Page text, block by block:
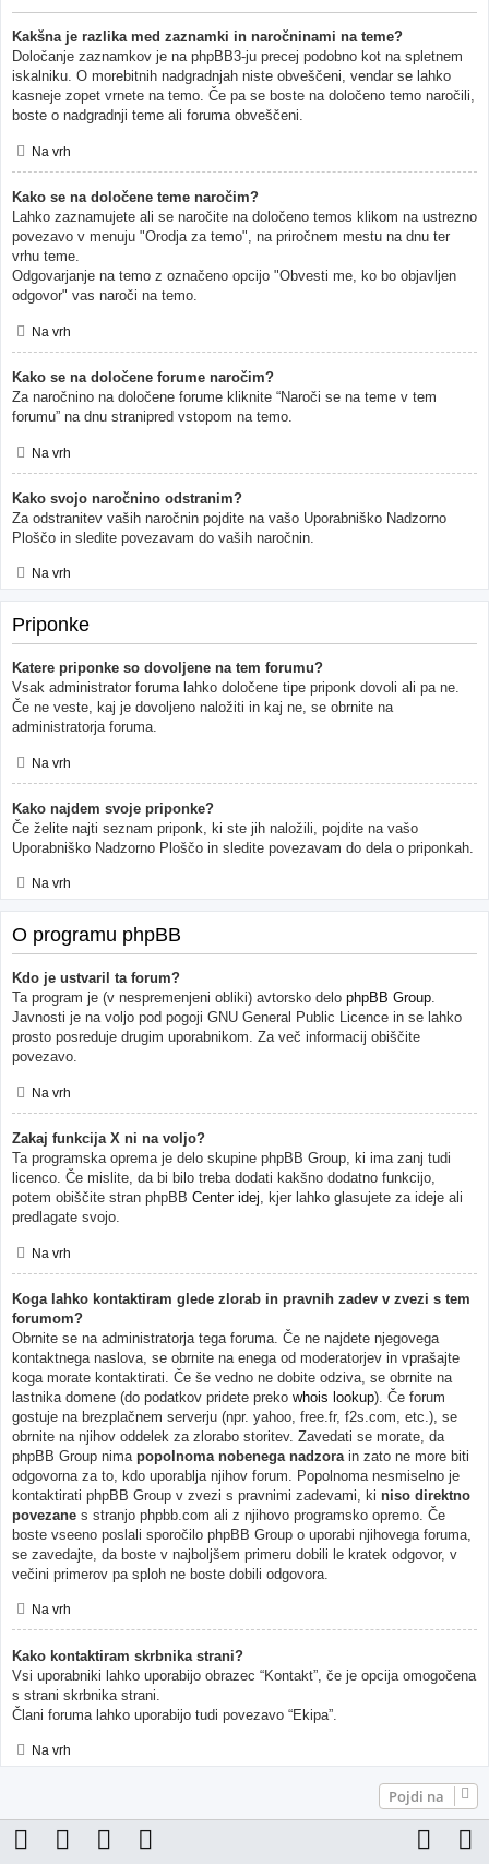
Kakšna je razlika med zaznamki in naročninami na teme?
Določanje zaznamkov je na phpBB3-ju precej podobno kot na spletnem
iskalniku. O morebitnih nadgradnjah niste obveščeni, vendar se lahko
kasneje zopet vrnete na temo. Če pa se boste na določeno temo naročili,
boste o nadgradnji teme ali foruma obveščeni.
Na vrh
Kako se na določene teme naročim?
Lahko zaznamujete ali se naročite na določeno temos klikom na ustrezno
povezavo v menuju "Orodja za temo", na priročnem mestu na dnu ter
vrhu teme.
Odgovarjanje na temo z označeno opcijo "Obvesti me, ko bo objavljen
odgovor" vas naroči na temo.
Na vrh
Kako se na določene forume naročim?
Za naročnino na določene forume kliknite “Naroči se na teme v tem
forumu” na dnu stranipred vstopom na temo.
Na vrh
Kako svojo naročnino odstranim?
Za odstranitev vaših naročnin pojdite na vašo Uporabniško Nadzorno
Ploščo in sledite povezavam do vaših naročnin.
Na vrh
Priponke
Katere priponke so dovoljene na tem forumu?
Vsak administrator foruma lahko določene tipe priponk dovoli ali pa ne.
Če ne veste, kaj je dovoljeno naložiti in kaj ne, se obrnite na
administratorja foruma.
Na vrh
Kako najdem svoje priponke?
Če želite najti seznam priponk, ki ste jih naložili, pojdite na vašo
Uporabniško Nadzorno Ploščo in sledite povezavam do dela o priponkah.
Na vrh
O programu phpBB
Kdo je ustvaril ta forum?
Ta program je (v nespremenjeni obliki) avtorsko delo phpBB Group.
Javnosti je na voljo pod pogoji GNU General Public Licence in se lahko
prosto posreduje drugim uporabnikom. Za več informacij obiščite
povezavo.
Na vrh
Zakaj funkcija X ni na voljo?
Ta programska oprema je delo skupine phpBB Group, ki ima zanj tudi
licenco. Če mislite, da bi bilo treba dodati kakšno dodatno funkcijo,
potem obiščite stran phpBB Center idej, kjer lahko glasujete za ideje ali
predlagate svojo.
Na vrh
Koga lahko kontaktiram glede zlorab in pravnih zadev v zvezi s tem
forumom?
Obrnite se na administratorja tega foruma. Če ne najdete njegovega
kontaktnega naslova, se obrnite na enega od moderatorjev in vprašajte
koga morate kontaktirati. Če še vedno ne dobite odziva, se obrnite na
lastnika domene (do podatkov pridete preko whois lookup). Če forum
gostuje na brezplačnem serverju (npr. yahoo, free.fr, f2s.com, etc.), se
obrnite na njihov oddelek za zlorabo storitev. Zavedati se morate, da
phpBB Group nima popolnoma nobenega nadzora in zato ne more biti
odgovorna za to, kdo uporablja njihov forum. Popolnoma nesmiselno je
kontaktirati phpBB Group v zvezi s pravnimi zadevami, ki niso direktno
povezane s stranjo phpbb.com ali z njihovo programsko opremo. Če
boste vseeno poslali sporočilo phpBB Group o uporabi njihovega foruma,
se zavedajte, da boste v najboljšem primeru dobili le kratek odgovor, v
večini primerov pa sploh ne boste dobili odgovora.
Na vrh
Kako kontaktiram skrbnika strani?
Vsi uporabniki lahko uporabijo obrazec “Kontakt”, če je opcija omogočena
s strani skrbnika strani.
Člani foruma lahko uporabijo tudi povezavo “Ekipa”.
Na vrh
Pojdi na